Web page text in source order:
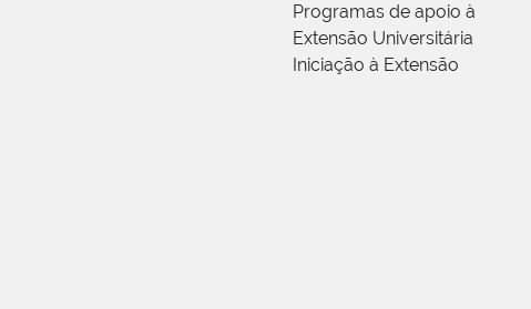
Programas de apoio à
Extensão Universitária
Iniciação à Extensão